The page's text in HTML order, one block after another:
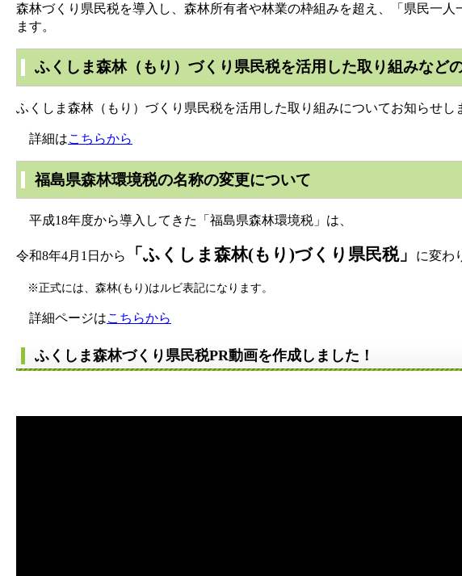
森林づくり県民税を導入し、森林所有者や林業の枠組みを超え、「県民一
ます。
ふくしま森林（もり）づくり県民税を活用した取り組みなど
ふくしま森林（もり）づくり県民税を活用した取り組みについてお知らせし
詳細はこちらから
福島県森林環境税の名称の変更について
平成18年度から導入してきた「福島県森林環境税」は、
令和8年4月1日から 「ふくしま森林(もり)づくり県民税」 に変わ
※正式には、森林(もり)はルビ表記になります。
詳細ページはこちらから
ふくしま森林づくり県民税PR動画を作成しました！